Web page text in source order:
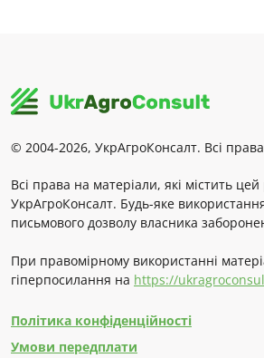
© 2004-2026, УкрАгроКонсалт. Всі
Всі права на матеріали, які містить
УкрАгроКонсалт. Будь-яке
письмового дозволу власника
При правомірному використанні
гіперпосилання на https://
Політика конфіденційності
Умови передплати